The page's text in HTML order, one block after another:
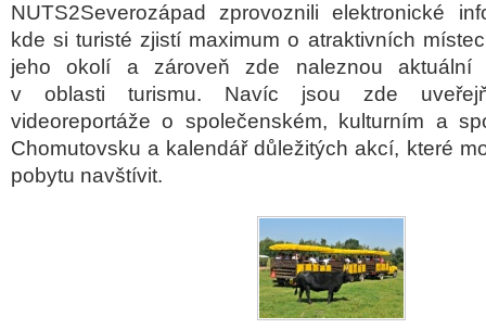
NUTS2Severozápad zprovoznili elektronické
kde si turisté zjistí maximum o atraktivních
jeho okolí a zároveň zde naleznou aktuální
v oblasti turismu. Navíc jsou zde
videoreportáže o společenském, kulturním a
Chomutovsku a kalendář důležitých akcí, které
pobytu navštívit.